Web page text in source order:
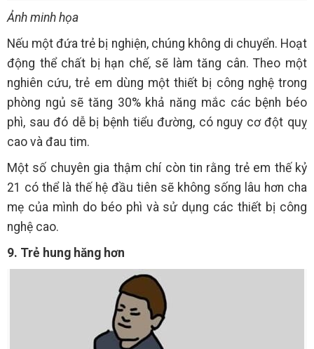
Ảnh minh họa
Nếu một đứa trẻ bị nghiện, chúng không di chuyển. Hoạt
động thể chất bị hạn chế, sẽ làm tăng cân. Theo một
nghiên cứu, trẻ em dùng một thiết bị công nghệ trong
phòng ngủ sẽ tăng 30% khả năng mắc các bệnh béo
phì, sau đó dễ bị bệnh tiểu đường, có nguy cơ đột quỵ
cao và đau tim.
Một số chuyên gia thậm chí còn tin rằng trẻ em thế kỷ
21 có thể là thế hệ đầu tiên sẽ không sống lâu hơn cha
mẹ của mình do béo phì và sử dụng các thiết bị công
nghệ cao.
9. Trẻ hung hăng hơn